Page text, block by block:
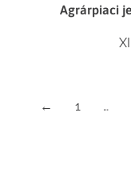
Agrárpiaci
← 1 …